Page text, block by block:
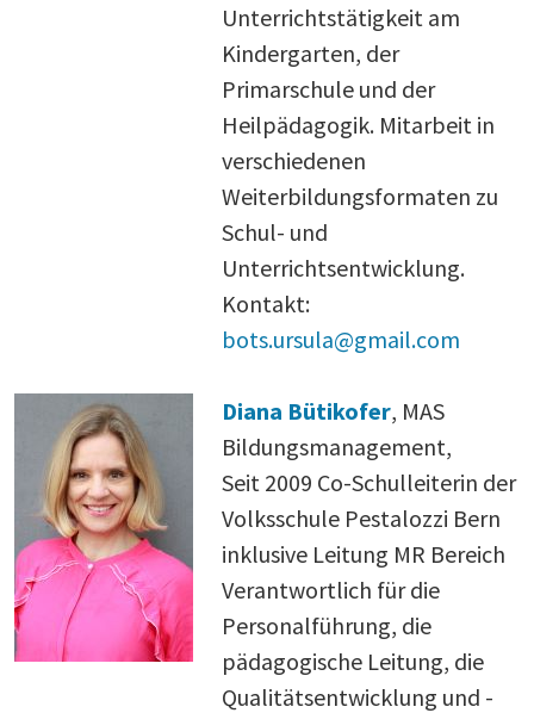
Unterrichtstätigkeit am
Kindergarten, der
Primarschule und der
Heilpädagogik. Mitarbeit in
verschiedenen
Weiterbildungsformaten zu
Schul- und
Unterrichtsentwicklung.
Kontakt:
bots.ursula@gmail.com
Diana Bütikofer, MAS
Bildungsmanagement,
Seit 2009 Co-Schulleiterin der
Volksschule Pestalozzi Bern
inklusive Leitung MR Bereich
Verantwortlich für die
Personalführung, die
pädagogische Leitung, die
Qualitätsentwicklung und -